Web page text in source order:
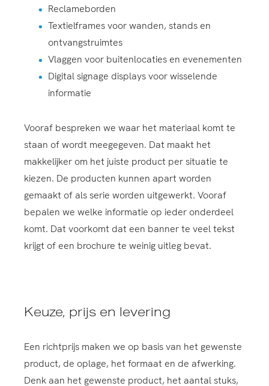
Reclameborden
Textielframes voor wanden, stands en
ontvangstruimtes
Vlaggen voor buitenlocaties en evenementen
Digital signage displays voor wisselende
informatie
Vooraf bespreken we waar het materiaal komt te
staan of wordt meegegeven. Dat maakt het
makkelijker om het juiste product per situatie te
kiezen. De producten kunnen apart worden
gemaakt of als serie worden uitgewerkt. Vooraf
bepalen we welke informatie op ieder onderdeel
komt. Dat voorkomt dat een banner te veel tekst
krijgt of een brochure te weinig uitleg bevat.
Keuze, prijs en levering
Een richtprijs maken we op basis van het gewenste
product, de oplage, het formaat en de afwerking.
Denk aan het gewenste product, het aantal stuks,